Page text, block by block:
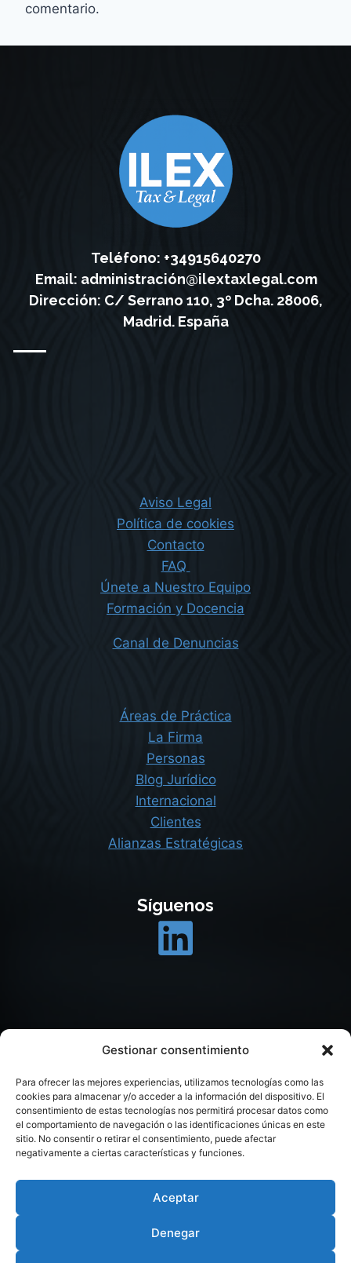
Gestionar consentimiento
Para ofrecer las mejores experiencias, utilizamos tecnologías como las
cookies para almacenar y/o acceder a la información del dispositivo. El
consentimiento de estas tecnologías nos permitirá procesar datos como
el comportamiento de navegación o las identificaciones únicas en este
sitio. No consentir o retirar el consentimiento, puede afectar
negativamente a ciertas características y funciones.
Aceptar
Denegar
comentario.
Teléfono: +34915640270
Email: administración@ilextaxlegal.com
Dirección: C/ Serrano 110, 3º Dcha. 28006,
Madrid. España
Aviso Legal
Política de cookies
Contacto
FAQ
Únete a Nuestro Equipo
Formación y Docencia
Canal de Denuncias
Áreas de Práctica
La Firma
Personas
Blog Jurídico
Internacional
Clientes
Alianzas Estratégicas
Síguenos
© 2026 ILEX TAX & LEGAL